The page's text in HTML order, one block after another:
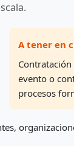
A tener en
evento o
procesos